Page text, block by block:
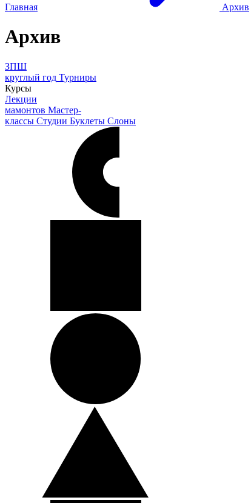
Главная Архив
Архив
ЗПШ
круглый год Турниры
Курсы
Лекции
мамонтов Мастер-
классы Студии Буклеты Слоны